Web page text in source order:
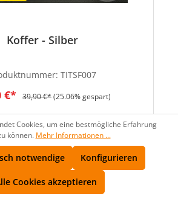
Koffer - Silber
TITSF007
€* 39,90 €*(25.06% gespart)
Cookies, um eine bestmögliche Erfahrung
können. Mehr Informationen ...
notwendige Konfigurieren
Cookies akzeptieren